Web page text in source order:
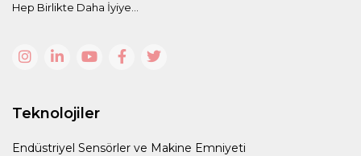
Hep Birlikte Daha İyiye...
Teknolojiler
Endüstriyel Sensörler ve Makine Emniyeti